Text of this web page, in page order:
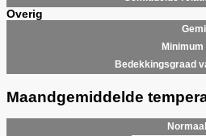
Overig
Bedekkingsgraad
Maandgemiddelde
Normaal